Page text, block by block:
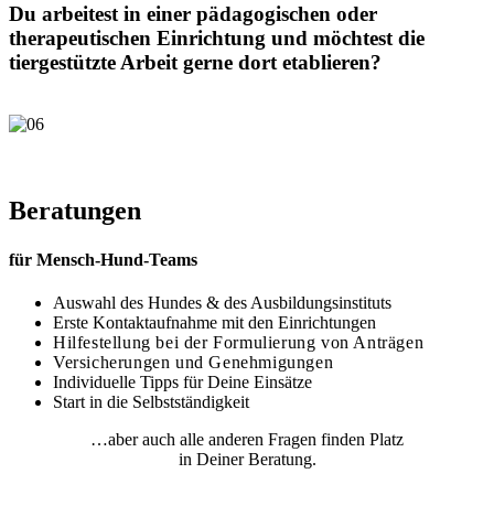
Du arbeitest in einer pädagogischen oder
therapeutischen Einrichtung und möchtest die
tiergestützte Arbeit gerne dort etablieren?
Beratungen
für Mensch-Hund-Teams
Auswahl des Hundes & des Ausbildungsinstituts
Erste Kontaktaufnahme mit den Einrichtungen
Hilfestellung bei der Formulierung von Anträgen
Versicherungen und Genehmigungen
Individuelle Tipps für Deine Einsätze
Start in die Selbstständigkeit
…aber auch alle anderen Fragen finden Platz
in Deiner Beratung.